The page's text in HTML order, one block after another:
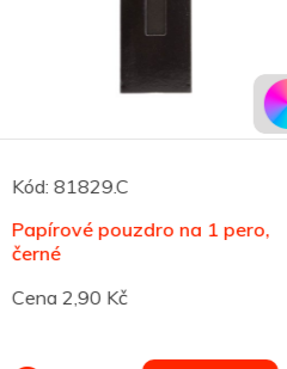
Kód:81829.C
Papírové pouzdro na 1 pero,
černé
Cena 2,90 Kč